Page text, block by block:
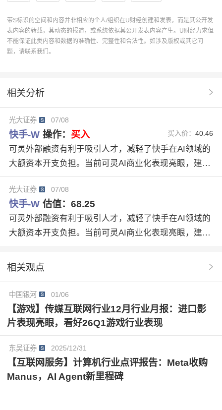
投资评级 盈利预测 买入评级 用户粘性
AI算法 营业利润 快手-W 01024 AI投入
AI在多个线上营销场景
全站推广解决方案 电商及其他业务 可灵30系列模型
AI万象礼物 KTCoderProV2
带S标识的空间和内容并非相应的个人/组织在U财经创建和发表，而是其公开发
表内容的转载，其动态的报道，或系统依据其公开发表内容产生。U财经力求但
不能保证此类内容和数据的准确性、完整性和合法性。如涉及版权或其它问
题，请联系我们。
相关分析
光大证券 07/08
快手-W 操作： 买入 买入价：40.46
可灵外部融资有利于吸引人才，减轻了快手在AI领域的
大额资本开支负担。当前可灵AI商业化表现亮眼，建议
关注后续更新迭代。我们维持26-28年经调整净利润预
测，维持目标价68.25港元，维持“买入”评级。
光大证券 07/08
快手-W 估值： 68.25
可灵外部融资有利于吸引人才，减轻了快手在AI领域的
大额资本开支负担。当前可灵AI商业化表现亮眼，建议
测，维持目标价68.25港元，维持“买入”评级。
相关观点
中国银河 01/06
【游戏】传媒互联网行业12月行业月报：进口影
片表现亮眼，看好26Q1游戏行业表现
东吴证券 2025/12/31
【互联网服务】计算机行业点评报告：Meta收购
Manus，AI Agent新里程碑